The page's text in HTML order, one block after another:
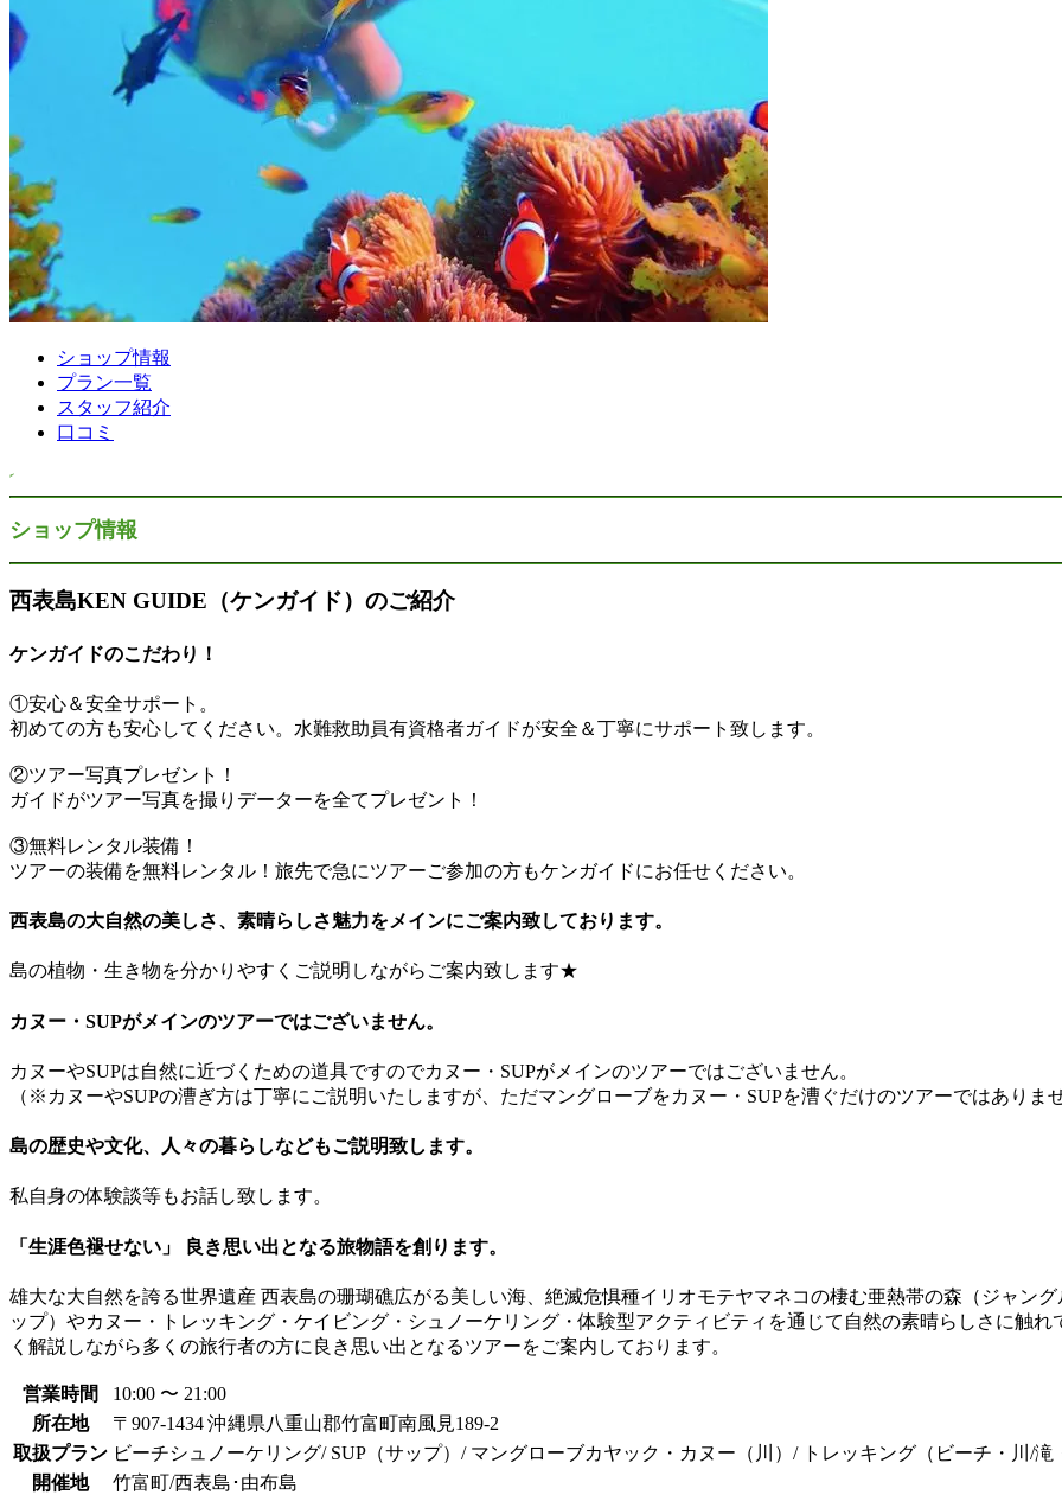
ショップ情報
プラン一覧
スタッフ紹介
口コミ
ショップ情報
西表島KEN GUIDE（ケンガイド）のご紹介
ケンガイドのこだわり！
①安心＆安全サポート。
初めての方も安心してください。水難救助員有資格者ガイドが安全＆丁寧にサポート致します。
②ツアー写真プレゼント！
ガイドがツアー写真を撮りデーターを全てプレゼント！
③無料レンタル装備！
​ツアーの装備を無料レンタル！旅先で急にツアーご参加の方もケンガイドにお任せください。
西表島の大自然の美しさ、素晴らしさ魅力をメインにご案内致しております。
島の植物・生き物を分かりやすくご説明しながらご案内致します★
カヌー・SUPがメインのツアーではございません。
カヌーやSUPは自然に近づくための道具ですのでカヌー・SUPがメインのツアーではございません。
（※カヌーやSUPの漕ぎ方は丁寧にご説明いたしますが、ただマングローブをカヌー・SUPを漕ぐだけのツアーではありま
島の歴史や文化、人々の暮らしなどもご説明致します。
私自身の体験談等もお話し致します。
​「生涯色褪せない」 良き思い出となる旅物語を創ります。
雄大な大自然を誇る世界遺産 西表島の珊瑚礁広がる美しい海、絶滅危惧種イリオモテヤマネコの棲む亜熱帯の森（ジャン
ップ）やカヌー・トレッキング・ケイビング・シュノーケリング・体験型アクティビティを通じて自然の素晴らしさに触
く解説しながら多くの旅行者の方に良き思い出となるツアーをご案内しております。
営業時間
10:00 〜 21:00
所在地
〒907-1434 沖縄県八重山郡竹富町南風見189-2
取扱プラン ビーチシュノーケリング/ SUP（サップ）/ マングローブカヤック・カヌー（川）/ トレッキング（ビーチ・川/
開催地
竹富町/西表島･由布島